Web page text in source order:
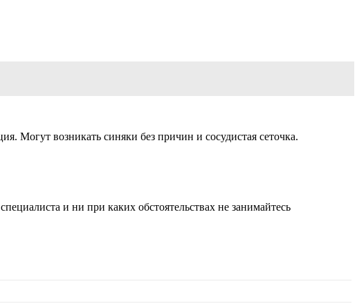
Могут возникать синяки без причин и сосудистая сеточка.
и ни при каких обстоятельствах не занимайтесь